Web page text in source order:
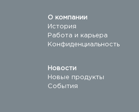
О компании
История
Работа и карьера
Конфиденциальность
Новости
Новые продукты
События